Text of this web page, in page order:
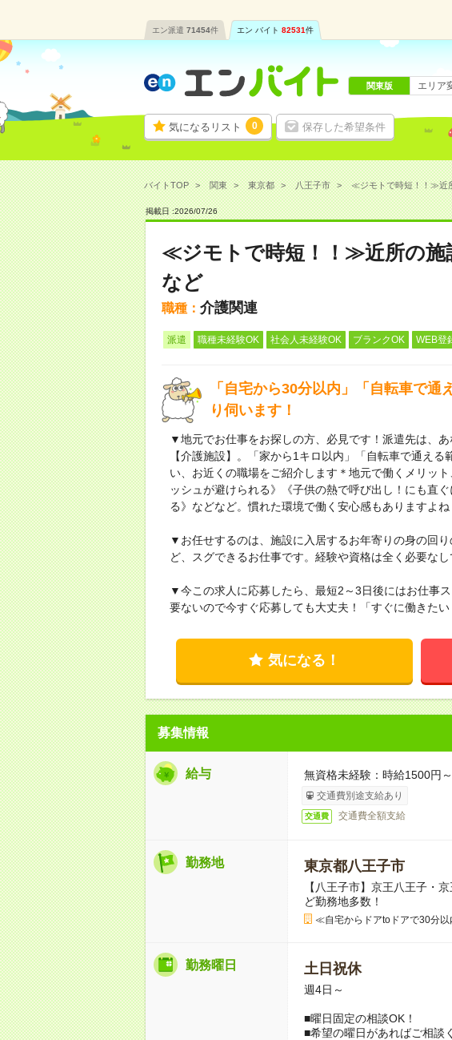
エン派遣 71454件 エン バイト 82531件
気になるリスト 0 保存した希望条件
関東版 エリア
バイトTOP 関東 東京都 八王子市 ≪ジモトで時短！！≫近
掲載日 :2026/07/26
≪ジモトで時短！！≫近所の施
など
職種： 介護関連
派遣 職種未経験OK 社会人未経験OK ブランクOK WEB登
「自宅から30分以内」「自転車で
り伺います！
▼地元でお仕事をお探しの方、必見です！派遣先は、
【介護施設】。「家から1キロ以内」「自転車で通え
い、お近くの職場をご紹介します＊地元で働くメリッ
ッシュが避けられる》《子供の熱で呼び出し！にも直
る》などなど。慣れた環境で働く安心感もありますよね
▼お任せするのは、施設に入居するお年寄りの身の回
ど、スグできるお仕事です。経験や資格は全く必要な
▼今この求人に応募したら、最短2～3日後にはお仕事
要ないので今すぐ応募しても大丈夫！「すぐに働きた
気になる！
募集情報
給与 無資格未経験：時給1500
交通費別途支給あり
交通費 交通費全額支給
勤務地 東京都八王子市
【八王子市】京王八王子・
ど勤務地多数！
≪自宅からドアtoドアで30分以
勤務曜日 土日祝休
週4日～
■曜日固定の相談OK！
■希望の曜日があればご相談